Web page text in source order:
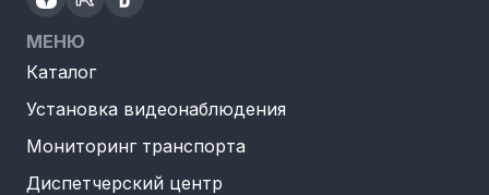
МЕНЮ
Каталог
Установка видеонаблюдения
Мониторинг транспорта
Диспетчерский центр